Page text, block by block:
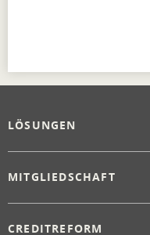
LÖSUNGEN
MITGLIEDSCHAFT
CREDITREFORM